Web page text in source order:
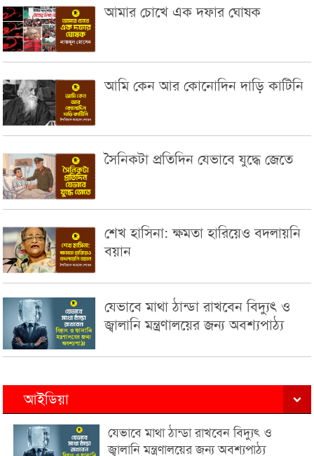
আমার চোখে এক দফার ঘোষক
আমি কেন আর কোনোদিন দাড়ি কাটিনি
সৈনিকটা প্রতিদিন যেভাবে যুদ্ধে জেতে
শেখ হাসিনা: ক্ষমতা হারিয়েও বদলায়নি
বয়ান
যেভাবে মাথা ঠান্ডা রাখবেন বিদ্যুৎ ও
জ্বালানি মন্ত্রণালয়ের জন্য অবশ্যপাঠ্য
আইডিয়া
যেভাবে মাথা ঠান্ডা রাখবেন বিদ্যুৎ ও
জ্বালানি মন্ত্রণালয়ের জন্য অবশ্যপাঠ্য